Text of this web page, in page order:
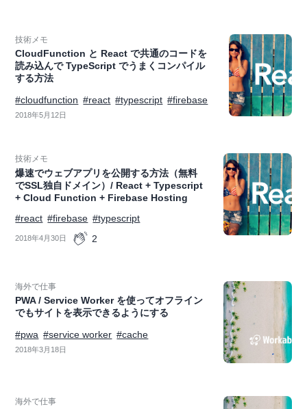
技術メモ
CloudFunction と React で共通のコードを
読み込んで TypeScript でうまくコンパイル
する方法
#cloudfunction #react #typescript #firebase
2018年5月12日
技術メモ
爆速でウェブアプリを公開する方法（無料
でSSL独自ドメイン）/ React + Typescript
+ Cloud Function + Firebase Hosting
#react #firebase #typescript
2018年4月30日 2
海外で仕事
PWA / Service Worker を使ってオフライン
でもサイトを表示できるようにする
#pwa #service worker #cache
2018年3月18日
海外で仕事